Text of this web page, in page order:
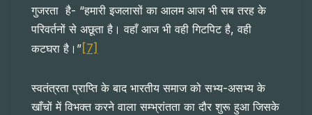
गुजरता है- “हमारी इजलासों का आलम आज भी सब तरह के
परिवर्तनों से अछूता है। वहाँ आज भी वही गिटपिट है, वही
कटघरा है।” [7]
स्वतंत्रता प्राप्ति के बाद भारतीय समाज को सभ्य-असभ्य के
खाँचों में विभक्त करने वाला सम्भ्रांतता का दौर शुरू हुआ जिसके